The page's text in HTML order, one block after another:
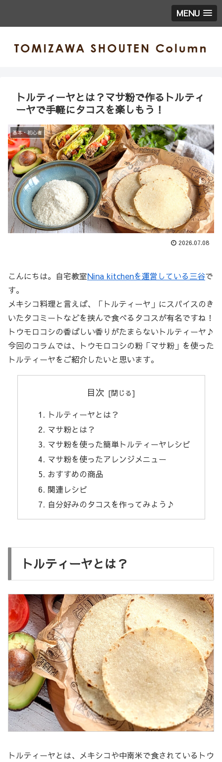
MENU
トルティーヤとは？マサ粉で作るトルティ
ーヤで手軽にタコスを楽しもう！
基本・初心者
2026.07.08
こんにちは。自宅教室Nina kitchenを運営している三谷で
す。
メキシコ料理と言えば、「トルティーヤ」にスパイスのき
いたタコミートなどを挟んで食べるタコスが有名ですね！
トウモロコシの香ばしい香りがたまらないトルティーヤ♪
今回のコラムでは、トウモロコシの粉「マサ粉」を使った
トルティーヤをご紹介したいと思います。
目次
トルティーヤとは？
マサ粉とは？
マサ粉を使った簡単トルティーヤレシピ
マサ粉を使ったアレンジメニュー
おすすめの商品
関連レシピ
自分好みのタコスを作ってみよう♪
トルティーヤとは？
トルティーヤとは、メキシコや中南米で食されているトウ